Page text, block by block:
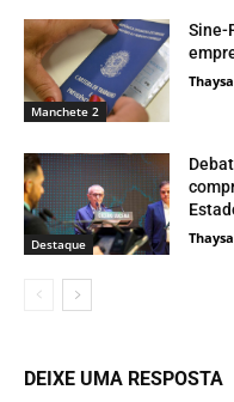
Manchete 2
Sine-
Destaque
DEIXE UMA RESPOSTA